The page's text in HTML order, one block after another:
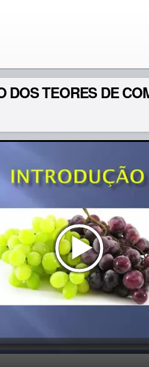
DOS TEORES DE